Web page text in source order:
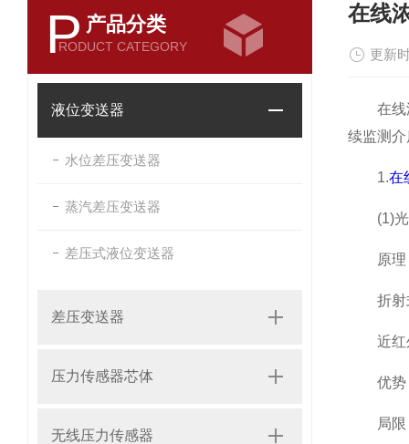
P 产品分类
RODUCT CATEGORY
液位变送器
水位差压变送器
蒸汽差压变送器
差压式液位变送器
差压变送器
压力传感器芯体
无线压力传感器
在线
更新
在线浓
续监测
1.在
(1)光
原理：
折射式
近红外
优势：
局限：